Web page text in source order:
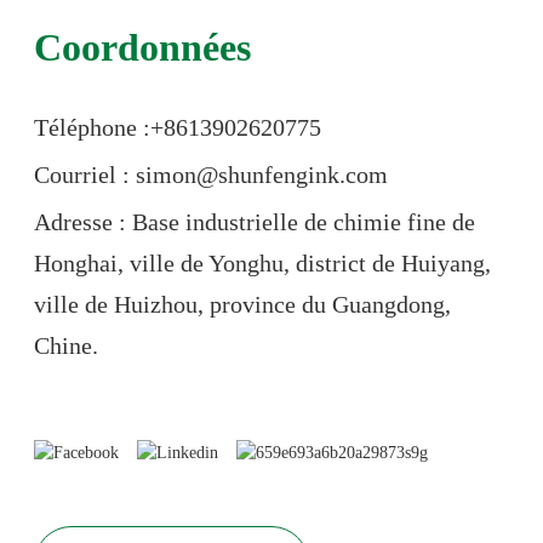
garantir le bon fonctionnement de l'ensemble, un point que
tout acheteur international devrait prendre en compte.
Coordonnées
Téléphone :+8613902620775
Courriel : simon@shunfengink.com
Adresse : Base industrielle de chimie fine de
Honghai, ville de Yonghu, district de Huiyang,
ville de Huizhou, province du Guangdong,
Chine.